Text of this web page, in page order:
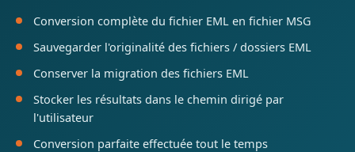
Conversion complète du fichier EML en fichier MSG
Sauvegarder l'originalité des fichiers / dossiers EML
Conserver la migration des fichiers EML
Stocker les résultats dans le chemin dirigé par
l'utilisateur
Conversion parfaite effectuée tout le temps